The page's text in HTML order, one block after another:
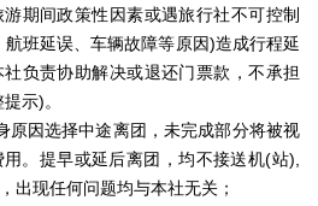
期间政策性因素或遇旅行社不可控制
班延误、车辆故障等原因)造成行程延
负责协助解决或退还门票款，不承担
示)。
原因选择中途离团，未完成部分将被视
。提早或延后离团，均不接送机(站),
出现任何问题均与本社无关；